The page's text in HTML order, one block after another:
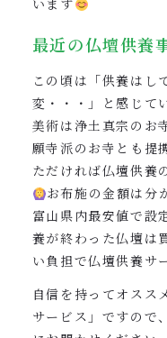
います
最近の仏壇供養
この頃は「供養はし
変・・・」と感じて
美術は浄土真宗のお
願寺派のお寺とも提
ただければ仏壇供養
お布施の金額は分
富山県内最安値で設
養が終わった仏壇は
い負担で仏壇供養サ
自信を持ってオスス
サービス」ですので